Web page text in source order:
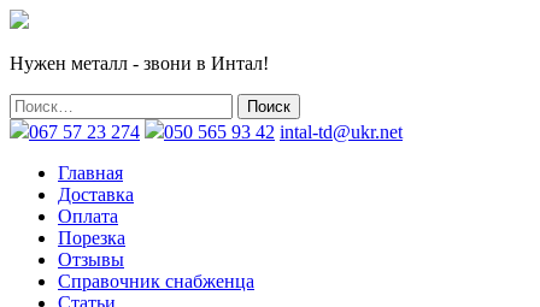
Нужен металл - звони в Интал!
067 57 23 274 050 565 93 42 intal-td@ukr.net
Главная
Доставка
Оплата
Порезка
Отзывы
Справочник снабженца
Статьи